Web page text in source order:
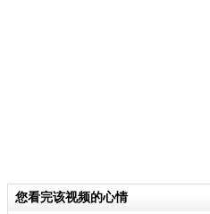
您看完该视频的心情